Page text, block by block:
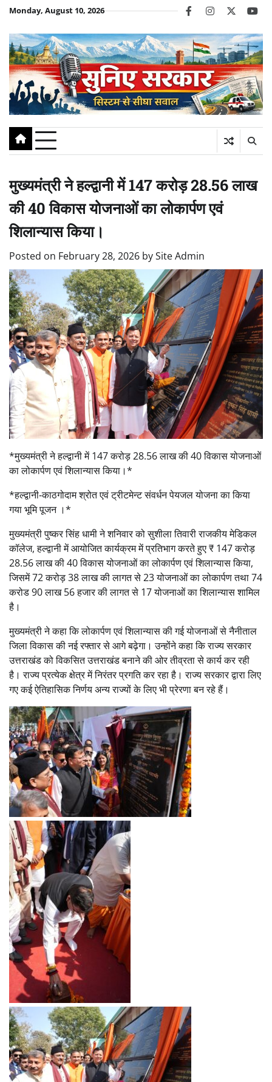
Skip
content
Monday, August 10, 2026 facebookinstagram
twitter
मुख्यमंत्री ने हल्द्वानी में 147 करोड़ 28.56 लाख
की 40 विकास योजनाओं का लोकार्पण एवं
शिलान्यास किया।
Posted on February 28, 2026 bySite Admin
*मुख्यमंत्री ने हल्द्वानी में 147 करोड़ 28.56 लाख की 40 विकास योजनाओं
का लोकार्पण एवं शिलान्यास किया।*
*हल्द्वानी‑काठगोदाम श्रोत एवं ट्रीटमेन्ट संवर्धन पेयजल योजना का किया
गया भूमि पूजन ।*
मुख्यमंत्री पुष्कर सिंह धामी ने शनिवार को सुशीला तिवारी राजकीय मेडिकल
कॉलेज, हल्द्वानी में आयोजित कार्यक्रम में प्रतिभाग करते हुए ₹ 147 करोड़
28.56 लाख की 40 विकास योजनाओं का लोकार्पण एवं शिलान्यास किया,
जिसमें 72 करोड़ 38 लाख की लागत से 23 योजनाओं का लोकार्पण तथा 74
करोड 90 लाख 56 हजार की लागत से 17 योजनाओं का शिलान्यास शामिल
है।
मुख्यमंत्री ने कहा कि लोकार्पण एवं शिलान्यास की गई योजनाओं से नैनीताल
जिला विकास की नई रफ्तार से आगे बढ़ेगा। उन्होंने कहा कि राज्य सरकार
उत्तराखंड को विकसित उत्तराखंड बनाने की ओर तीव्रता से कार्य कर रही
है। राज्य प्रत्येक क्षेत्र में निरंतर प्रगति कर रहा है। राज्य सरकार द्वारा लिए
गए कई ऐतिहासिक निर्णय अन्य राज्यों के लिए भी प्रेरणा बन रहे हैं।